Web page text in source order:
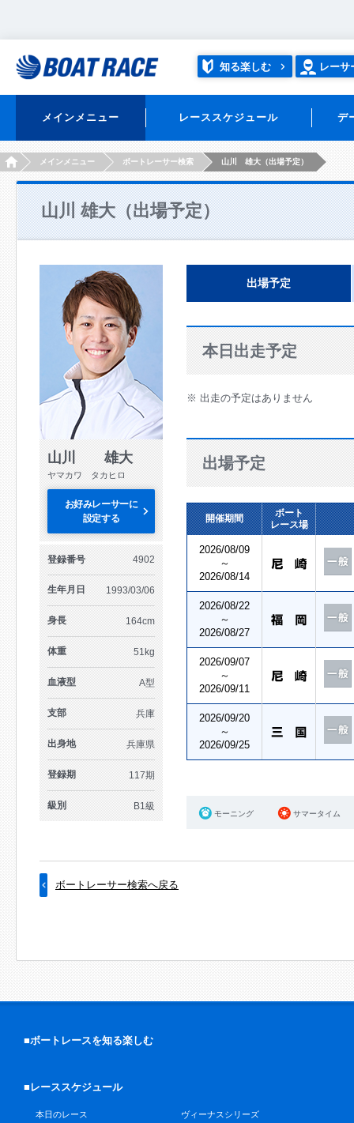
知る楽しむ レーサ
メインメニュー レーススケジュール デ
HOMEメインメニュー ボートレーサー検索 山川 雄大（出場予定）
山川 雄大（出場予定）
山川 雄大
ヤマカワ タカヒロ
お好みレーサーに
設定する
登録番号 4902
生年月日 1993/03/06
身長 164cm
体重 51kg
血液型 A型
支部 兵庫
出身地 兵庫県
登録期 117期
級別 B1級
出場予定
本日出走予定
※ 出走の予定はありません
出場予定
開催期間
ボート
レース場
2026/08/09
～
2026/08/14
2026/08/22
～
2026/08/27
2026/09/07
～
2026/09/11
2026/09/20
～
2026/09/25
モーニング サマータイム
ボートレーサー検索へ戻る
■ボートレースを知る楽しむ
■レーススケジュール
本日のレース
ヴィーナスシリーズ